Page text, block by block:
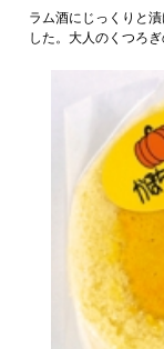
ラム酒にじっくりと
した。大人のくつろぎ